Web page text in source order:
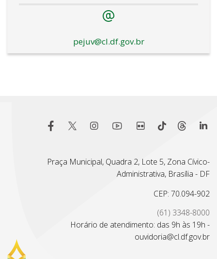
pejuv@cl.df.gov.br
Praça Municipal, Quadra 2, Lote 5, Zona Cívico-
Administrativa, Brasília - DF
CEP: 70.094-902
(61) 3348-8000
Horário de atendimento: das 9h às 19h -
ouvidoria@cl.df.gov.br